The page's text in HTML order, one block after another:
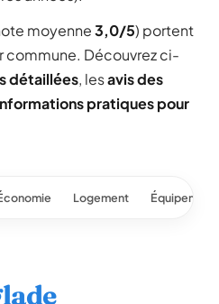
moyenne3,0/5) portent
commune. Découvrez ci-
détaillées, lesavis des
pratiques pour
Logement